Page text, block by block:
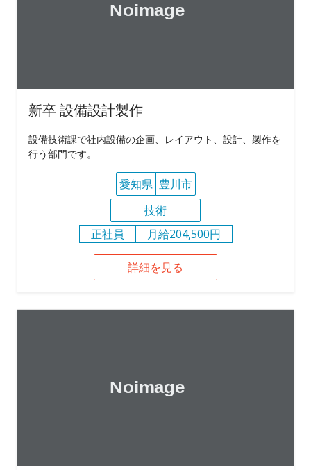
新卒 設備設計製作
設備技術課で社内設備の企画、レイアウト、設計、製作を
行う部門です。
愛知県 豊川市
技術
正社員
月給204,500円
詳細を見る